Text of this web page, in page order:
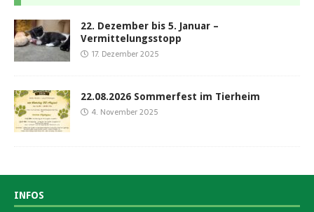
22. Dezember bis 5. Januar –
Vermittelungsstopp
17. Dezember 2025
22.08.2026 Sommerfest im Tierheim
4. November 2025
INFOS